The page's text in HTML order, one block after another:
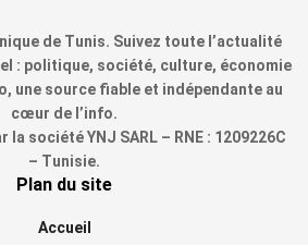
de Tunis. Suivez toute l’actualité
: politique, société, culture, économie
une source fiable et indépendante au
cœur de l’info.
société YNJ SARL – RNE : 1209226C
– Tunisie.
Plan du site
Accueil